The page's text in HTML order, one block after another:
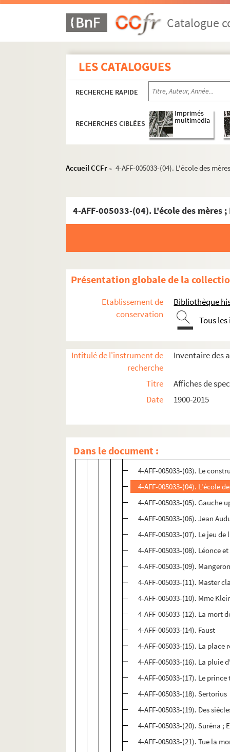
Catalogue
LES CATALOGUES
RECHERCHE RAPIDE
RECHERCHES CIBLÉES
Imprimés
multimédia
Accueil CCFr > 4-AFF-005033-(04). L'école des
4-AFF-005033-(04). L'école des mères
Présentation globale de la
Etablissement de
conservation
Bibliothèque
Tous
Intitulé de l'instrument de
recherche
Inventaire des
Titre
Affiches de
Date
1900-2015
Dans le document :
Essonne
Seine-Saint-Denis
Théâtre de la Commune
Direction Gabriel Garan (1960-
Direction Alfredo Arias (1985-
Direction Brigitte Jaques (1991-
4-AFF-005033-(02). Angels
4-AFF-005033-(03). Le
4-AFF-005033-(04). L'école
4-AFF-005033-(05). Gauche
4-AFF-005033-(06). Jean
4-AFF-005033-(07). Le jeu de
4-AFF-005033-(08). Léonce
4-AFF-005033-(09).
4-AFF-005033-(11). Master
4-AFF-005033-(10). Mme
4-AFF-005033-(12). La mort
4-AFF-005033-(14). Faust
4-AFF-005033-(15). La place
4-AFF-005033-(16). La pluie
4-AFF-005033-(17). Le
4-AFF-005033-(18). Sertorius
4-AFF-005033-(19). Des
4-AFF-005033-(20). Suréna
4-AFF-005033-(21). Tue la